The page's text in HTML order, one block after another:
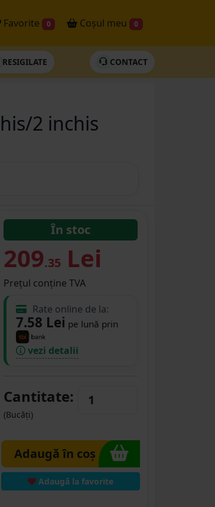
Favorite 0 Coșul meu 0
RESIGILATE CONTACT
2 inchis
În stoc
209.35 Lei
Prețul conține TVA
Rate online de la:
7.58 Lei pe lună prin
vezi detalii
Cantitate:
(Bucăți)
Adaugă în coș
Adaugă la favorite